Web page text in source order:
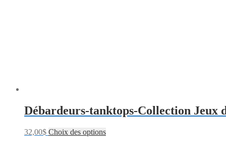
Débardeurs-tanktops-Collection Jeux
32,00$ Choix des options